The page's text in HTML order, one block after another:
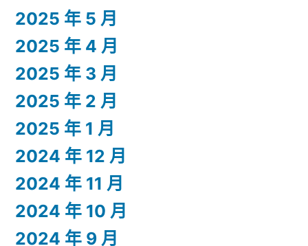
2025 年 5 月
2025 年 4 月
2025 年 3 月
2025 年 2 月
2025 年 1 月
2024 年 12 月
2024 年 11 月
2024 年 10 月
2024 年 9 月